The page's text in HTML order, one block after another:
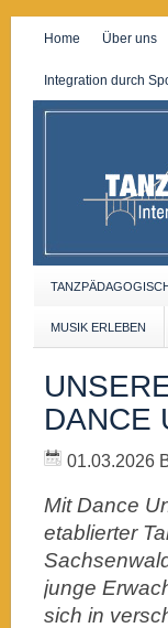
Home Über uns
Integration durch
MUSIK ERLEBEN
DANCE
01.03.2026
Mit Dance
etablierter
junge
sich in